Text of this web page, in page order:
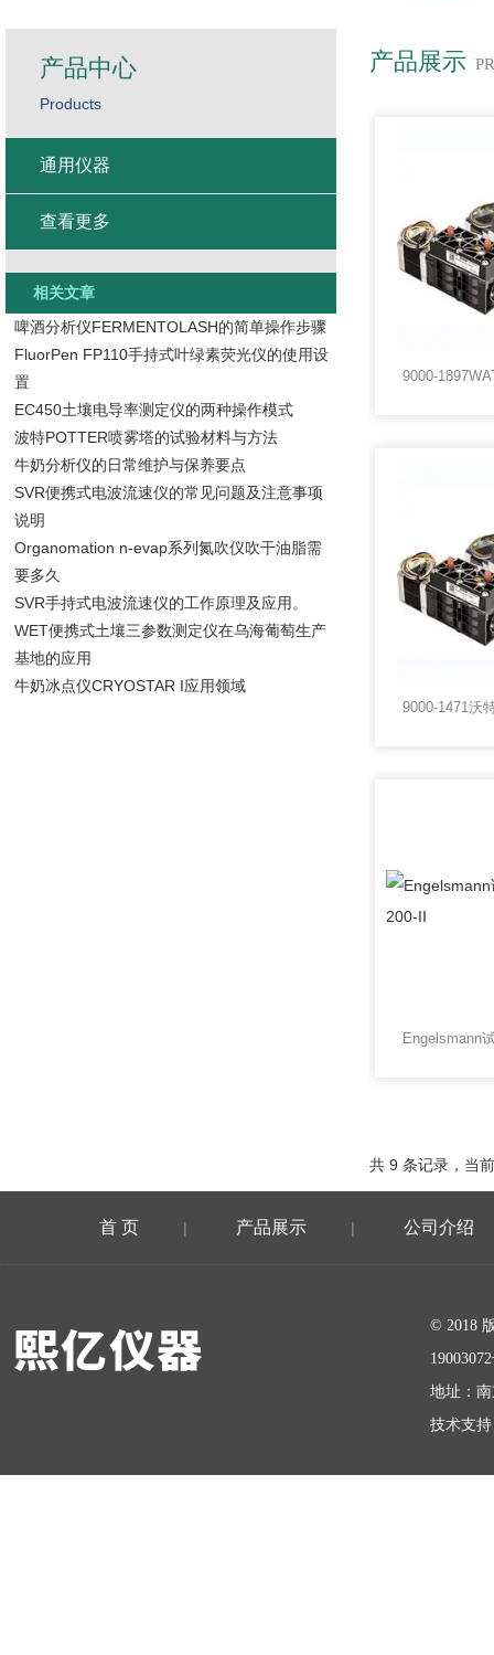
产品展示
共 9 条记录，当
产品中心
Products
通用仪器
查看更多
相关文章
啤酒分析仪FERMENTOLASH的简单操作步骤
FluorPen FP110手持式叶绿素荧光仪的使用设
置
EC450土壤电导率测定仪的两种操作模式
波特POTTER喷雾塔的试验材料与方法
牛奶分析仪的日常维护与保养要点
SVR便携式电波流速仪的常见问题及注意事项
说明
Organomation n-evap系列氮吹仪吹干油脂需
要多久
SVR手持式电波流速仪的工作原理及应用。
WET便携式土壤三参数测定仪在乌海葡萄生产
基地的应用
牛奶冰点仪CRYOSTAR I应用领域
首 页 | 产品展示 | 公司介绍
© 2018
地址：
技术支